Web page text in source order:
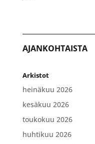
AJANKOHTAISTA
Arkistot
heinäkuu 2026
kesäkuu 2026
toukokuu 2026
huhtikuu 2026